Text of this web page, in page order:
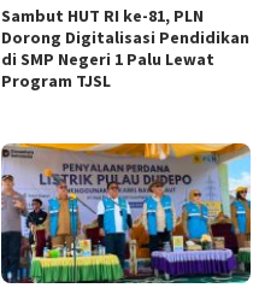
Sambut HUT RI ke-81, PLN
Dorong Digitalisasi Pendidikan
di SMP Negeri 1 Palu Lewat
Program TJSL